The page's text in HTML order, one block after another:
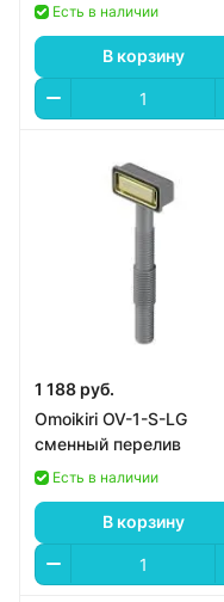
Есть в наличии
В корзину
1 188 руб.
Omoikiri OV-1-S-LG
сменный перелив
Есть в наличии
В корзину